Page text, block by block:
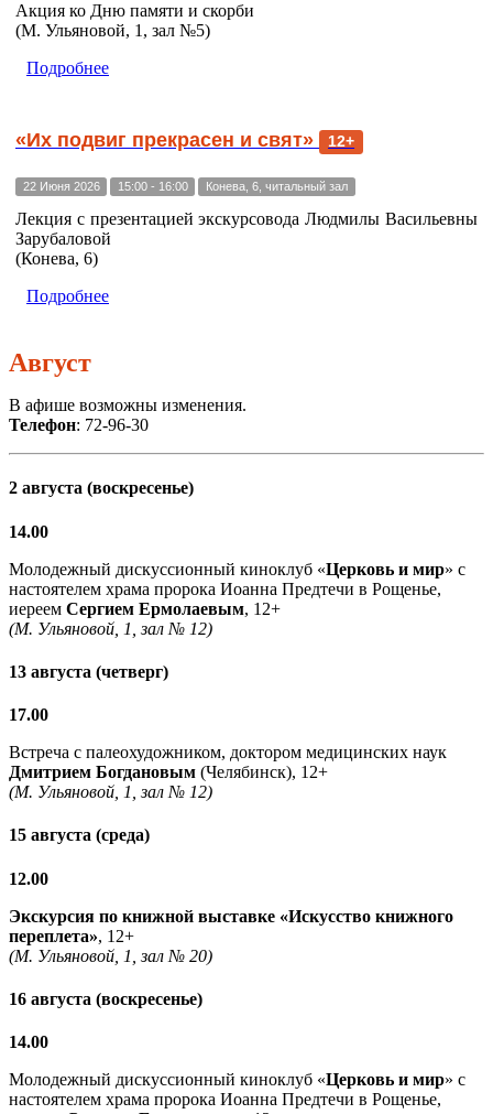
Акция ко Дню памяти и скорби
(М. Ульяновой, 1, зал №5)
Подробнее
«Их подвиг прекрасен и свят» 12+
22 Июня 2026 15:00 - 16:00 Конева, 6, читальный зал
Лекция с презентацией экскурсовода Людмилы Васильевны
Зарубаловой
(Конева, 6)
Подробнее
Август
В афише возможны изменения.
Телефон: 72-96-30
2 августа (воскресенье)
14.00
Молодежный дискуссионный киноклуб «Церковь и мир» с
настоятелем храма пророка Иоанна Предтечи в Рощенье,
иереем Сергием Ермолаевым, 12+
(М. Ульяновой, 1, зал № 12)
13 августа (четверг)
17.00
Встреча с палеохудожником, доктором медицинских наук
Дмитрием Богдановым (Челябинск), 12+
(М. Ульяновой, 1, зал № 12)
15 августа (среда)
12.00
Экскурсия по книжной выставке «Искусство книжного
переплета», 12+
(М. Ульяновой, 1, зал № 20)
16 августа (воскресенье)
14.00
Молодежный дискуссионный киноклуб «Церковь и мир» с
настоятелем храма пророка Иоанна Предтечи в Рощенье,